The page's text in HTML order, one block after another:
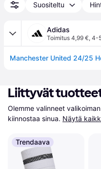
Suositeltu
Adidas
Toimitus 4,99 €, 4-
Liittyvät
Olemme valinneet
kiinnostaa sinua. Näytä
Trendaava